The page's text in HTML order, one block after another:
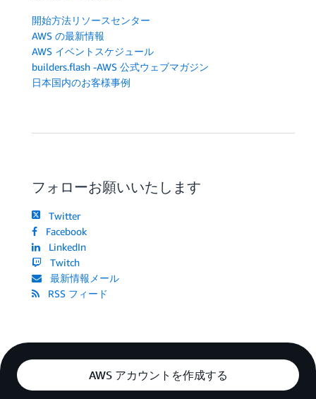
開始方法リソースセンター
AWS の最新情報
AWS イベントスケジュール
builders.flash -AWS 公式ウェブマガジン
日本国内のお客様事例
フォローお願いいたします
Twitter
Facebook
LinkedIn
Twitch
最新情報メール
RSS フィード
AWS アカウントを作成する